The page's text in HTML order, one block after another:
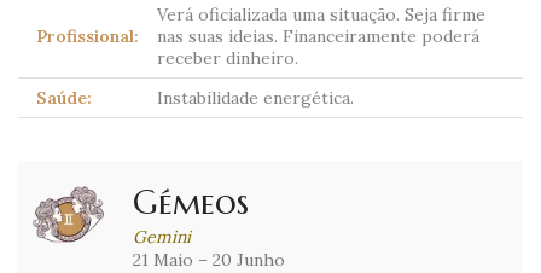
Profissional:
Verá oficializada uma situação. Seja firme
nas suas ideias. Financeiramente poderá
receber dinheiro.
Saúde:
Instabilidade energética.
Gémeos
Gemini
21 Maio – 20 Junho